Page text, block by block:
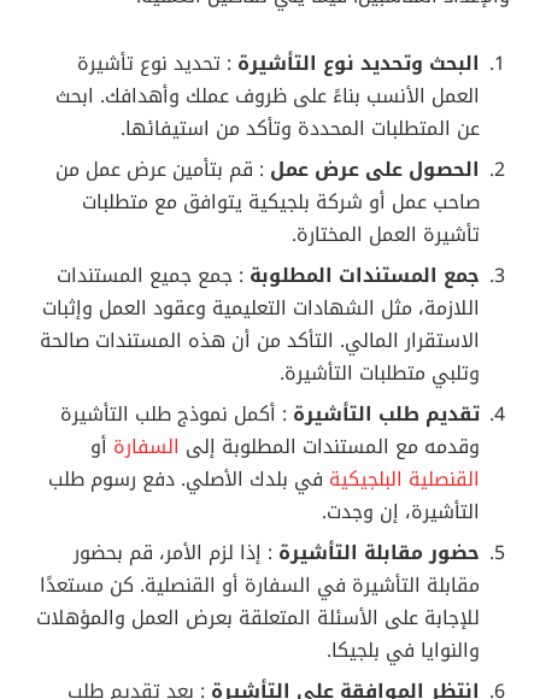
البحث وتحديد نوع التأشيرة : تحديد نوع تأشيرة
العمل الأنسب بناءً على ظروف عملك وأهدافك. ابحث
عن المتطلبات المحددة وتأكد من استيفائها.
الحصول على عرض عمل : قم بتأمين عرض عمل من
صاحب عمل أو شركة بلجيكية يتوافق مع متطلبات
تأشيرة العمل المختارة.
جمع المستندات المطلوبة : جمع جميع المستندات
اللازمة، مثل الشهادات التعليمية وعقود العمل وإثبات
الاستقرار المالي. التأكد من أن هذه المستندات صالحة
وتلبي متطلبات التأشيرة.
تقديم طلب التأشيرة : أكمل نموذج طلب التأشيرة
وقدمه مع المستندات المطلوبة إلى السفارة أو
القنصلية البلجيكية في بلدك الأصلي. دفع رسوم طلب
التأشيرة، إن وجدت.
حضور مقابلة التأشيرة : إذا لزم الأمر، قم بحضور
مقابلة التأشيرة في السفارة أو القنصلية. كن مستعدًا
للإجابة على الأسئلة المتعلقة بعرض العمل والمؤهلات
والنوايا في بلجيكا.
انتظر الموافقة على التأشيرة : بعد تقديم طلب